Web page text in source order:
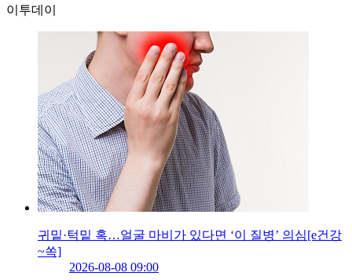
이투데이
귀밑·턱밑 혹…얼굴 마비가 있다면 ‘이 질병’ 의심[e건강
~쏙]
2026-08-08 09:00